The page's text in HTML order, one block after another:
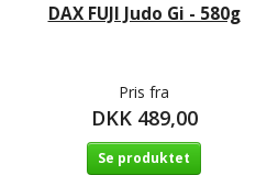
DAX FUJI Judo Gi - 580g
Pris fra
DKK 489,00
Se produktet